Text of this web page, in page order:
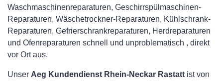
Waschmaschinenreparaturen, Geschirrspülmaschinen-
Reparaturen, Wäschetrockner-Reparaturen, Kühlschrank-
Reparaturen, Gefrierschrankreparaturen, Herdreparaturen
und Ofenreparaturen schnell und unproblematisch , direkt
vor Ort aus.
Unser Aeg Kundendienst Rhein-Neckar Rastatt ist von